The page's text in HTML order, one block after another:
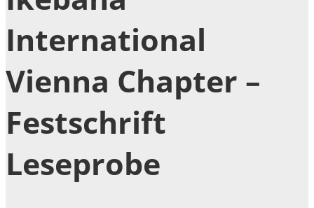
International
Vienna Chapter –
Festschrift
Leseprobe